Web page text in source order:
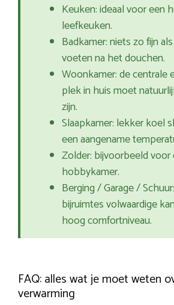
Keuken: ideaal voor een
leefkeuken.
Badkamer: niets zo fijn
voeten na het douchen.
Woonkamer: de centrale
plek in huis moet
zijn.
Slaapkamer: lekker koel
een aangename
Zolder: bijvoorbeeld voor
hobbykamer.
Berging / Garage /
bijruimtes volwaardige
hoog comfortniveau.
FAQ: alles wat je moet weten
verwarming